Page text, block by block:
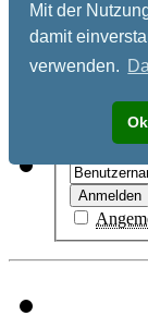
Mit der
damit
verwenden.
Registrieren